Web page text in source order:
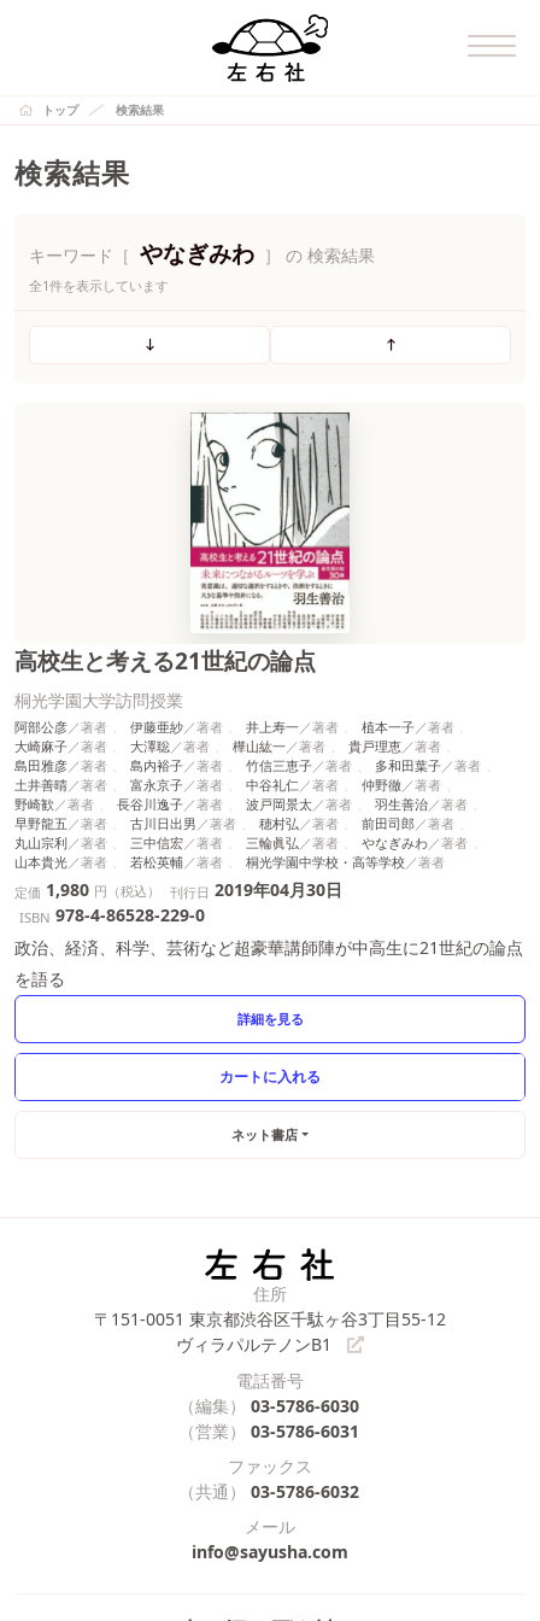
トップ 検索結果
検索結果
キーワード［ やなぎみわ ］ の 検索結果
全1件を表示しています
高校生と考える21世紀の論点
桐光学園大学訪問授業
阿部公彦 伊藤亜紗 井上寿一
植本一子
大崎麻子
大澤聡 樺山紘一
貴戸理恵
島田雅彦
島内裕子 竹信三恵子
多和田葉子
土井善晴
富永京子 中谷礼仁
仲野徹
野崎歓
長谷川逸子 波戸岡景太
羽生善治
早野龍五
古川日出男 穂村弘
前田司郎
丸山宗利
三中信宏 三輪眞弘
やなぎみわ
山本貴光
若松英輔
桐光学園中学校・高等学校
定価 1,980 円（税込） 刊行日 2019年04月30日
ISBN 978-4-86528-229-0
政治、経済、科学、芸術など超豪華講師陣が中高生に21世紀の論点
を語る
詳細を見る
ネット書店
住所
〒151-0051 東京都渋谷区千駄ヶ谷3丁目55-12
ヴィラパルテノンB1
電話番号
（編集）
03-5786-6030
（営業）
03-5786-6031
ファックス
（共通）
03-5786-6032
メール
info@sayusha.com